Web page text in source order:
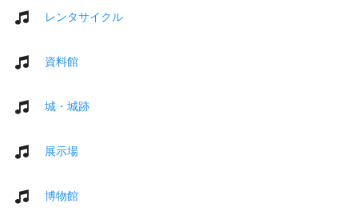
レンタサイクル
資料館
城・城跡
展示場
博物館